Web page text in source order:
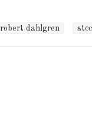
robert dahlgren stcc